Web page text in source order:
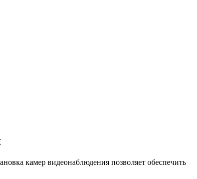
камер видеонаблюдения позволяет обеспечить